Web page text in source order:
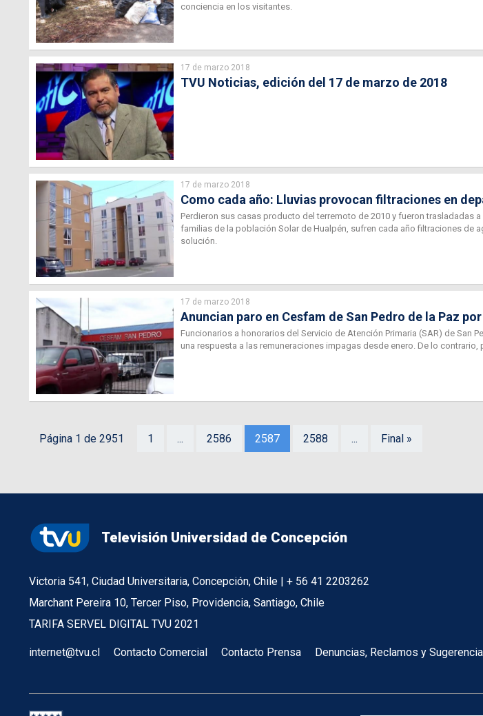
conciencia en los visitantes.
17 de marzo 2018
TVU Noticias, edición del 17 de marzo de 2018
17 de marzo 2018
Como cada año: Lluvias provocan filtraciones en
Perdieron sus casas producto del terremoto de 2010 y fueron trasladadas
familias de la población Solar de Hualpén, sufren cada año filtraciones de
solución.
17 de marzo 2018
Anuncian paro en Cesfam de San Pedro de la Paz
Funcionarios a honorarios del Servicio de Atención Primaria (SAR) de San
una respuesta a las remuneraciones impagas desde enero. De lo
Página 1 de 2951 1 ... 2586 2587 2588 ... Final »
Televisión Universidad de Concepción
Victoria 541, Ciudad Universitaria, Concepción, Chile | + 56 41 2203262
Marchant Pereira 10, Tercer Piso, Providencia, Santiago, Chile
TARIFA SERVEL DIGITAL TVU 2021
internet@tvu.cl Contacto Comercial Contacto Prensa Denuncias, Reclamos y